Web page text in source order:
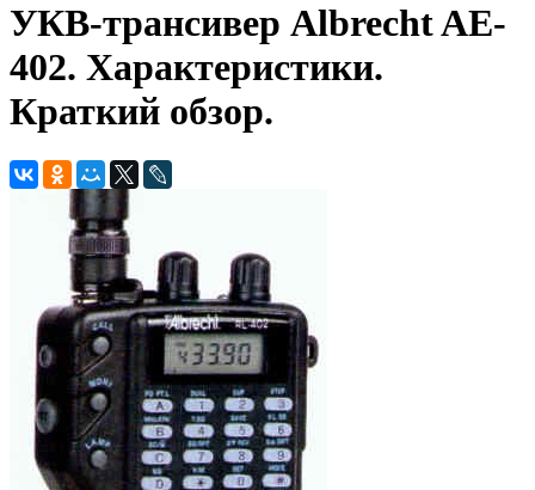
УКВ-трансивер Albrecht AE-
402. Характеристики.
Краткий обзор.